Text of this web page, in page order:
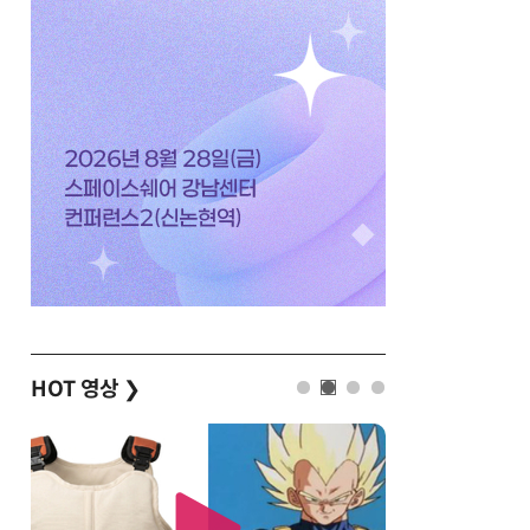
HOT 영상 ❯